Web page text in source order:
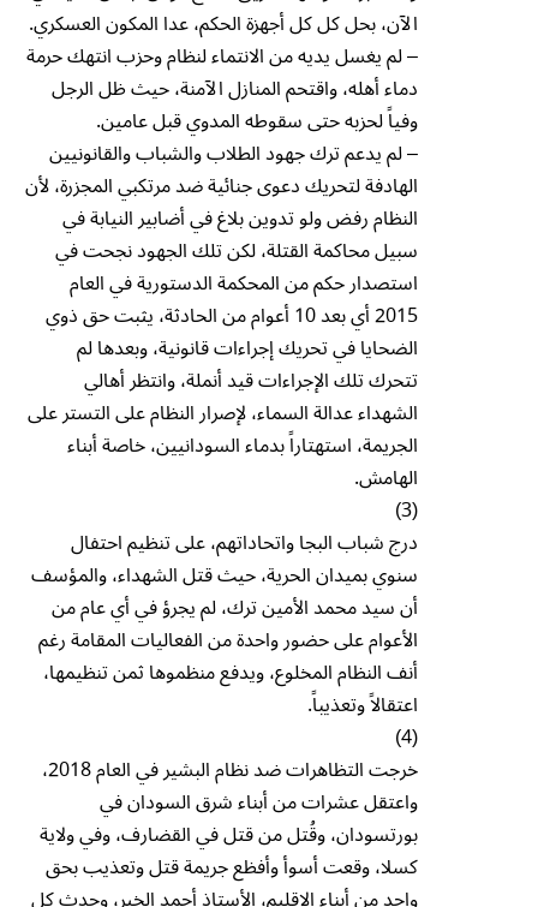
الآن، بحل كل كل أجهزة الحكم، عدا المكون العسكري.
– لم يغسل يديه من الانتماء لنظام وحزب انتهك حرمة
دماء أهله، واقتحم المنازل الآمنة، حيث ظل الرجل
وفياً لحزبه حتى سقوطه المدوي قبل عامين.
– لم يدعم ترك جهود الطلاب والشباب والقانونيين
الهادفة لتحريك دعوى جنائية ضد مرتكبي المجزرة، لأن
النظام رفض ولو تدوين بلاغ في أضابير النيابة في
سبيل محاكمة القتلة، لكن تلك الجهود نجحت في
استصدار حكم من المحكمة الدستورية في العام
2015 أي بعد 10 أعوام من الحادثة، يثبت حق ذوي
الضحايا في تحريك إجراءات قانونية، وبعدها لم
تتحرك تلك الإجراءات قيد أنملة، وانتظر أهالي
الشهداء عدالة السماء، لإصرار النظام على التستر على
الجريمة، استهتاراً بدماء السودانيين، خاصة أبناء
الهامش.
(3)
درج شباب البجا واتحاداتهم، على تنظيم احتفال
سنوي بميدان الحرية، حيث قتل الشهداء، والمؤسف
أن سيد محمد الأمين ترك، لم يجرؤ في أي عام من
الأعوام على حضور واحدة من الفعاليات المقامة رغم
أنف النظام المخلوع، ويدفع منظموها ثمن تنظيمها،
اعتقالاً وتعذيباً.
(4)
خرجت التظاهرات ضد نظام البشير في العام 2018،
واعتقل عشرات من أبناء شرق السودان في
بورتسودان، وقُتل من قتل في القضارف، وفي ولاية
كسلا، وقعت أسوأ وأفظع جريمة قتل وتعذيب بحق